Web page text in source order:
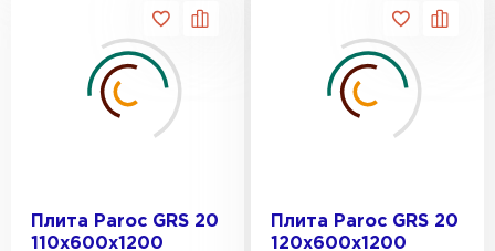
Плита Paroc GRS 20
110х600х1200
Плита Paroc GRS 20
120х600х1200
ПЕРЕЙТИ
Утеплитель Paroc